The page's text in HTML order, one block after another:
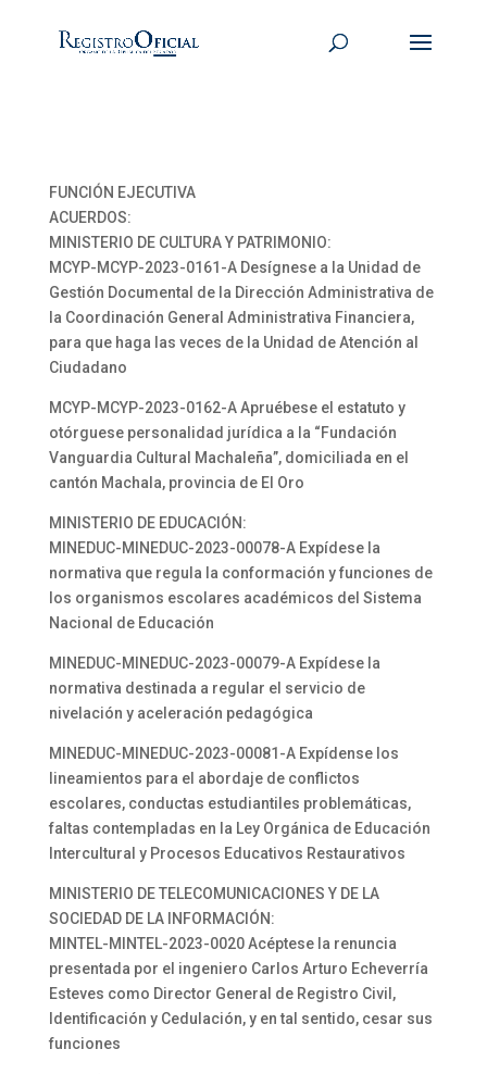
FUNCIÓN EJECUTIVA
ACUERDOS:
MINISTERIO DE CULTURA Y PATRIMONIO:
MCYP-MCYP-2023-0161-A Desígnese a la Unidad de
Gestión Documental de la Dirección Administrativa de
la Coordinación General Administrativa Financiera,
para que haga las veces de la Unidad de Atención al
Ciudadano
MCYP-MCYP-2023-0162-A Apruébese el estatuto y
otórguese personalidad jurídica a la “Fundación
Vanguardia Cultural Machaleña”, domiciliada en el
cantón Machala, provincia de El Oro
MINISTERIO DE EDUCACIÓN:
MINEDUC-MINEDUC-2023-00078-A Expídese la
normativa que regula la conformación y funciones de
los organismos escolares académicos del Sistema
Nacional de Educación
MINEDUC-MINEDUC-2023-00079-A Expídese la
normativa destinada a regular el servicio de
nivelación y aceleración pedagógica
MINEDUC-MINEDUC-2023-00081-A Expídense los
lineamientos para el abordaje de conflictos
escolares, conductas estudiantiles problemáticas,
faltas contempladas en la Ley Orgánica de Educación
Intercultural y Procesos Educativos Restaurativos
MINISTERIO DE TELECOMUNICACIONES Y DE LA
SOCIEDAD DE LA INFORMACIÓN:
MINTEL-MINTEL-2023-0020 Acéptese la renuncia
presentada por el ingeniero Carlos Arturo Echeverría
Esteves como Director General de Registro Civil,
Identificación y Cedulación, y en tal sentido, cesar sus
funciones